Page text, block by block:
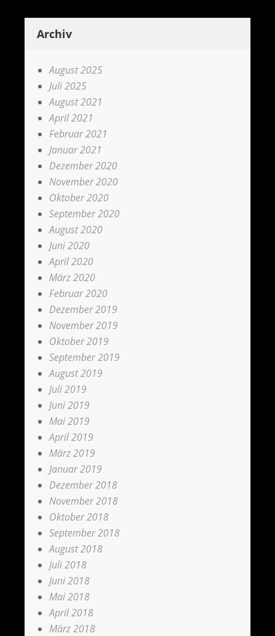
Archiv
August 2025
Juli 2025
August 2021
April 2021
Februar 2021
Januar 2021
Dezember 2020
November 2020
Oktober 2020
September 2020
August 2020
Juni 2020
April 2020
März 2020
Februar 2020
Dezember 2019
November 2019
Oktober 2019
September 2019
August 2019
Juli 2019
Juni 2019
Mai 2019
April 2019
März 2019
Januar 2019
Dezember 2018
November 2018
Oktober 2018
September 2018
August 2018
Juli 2018
Juni 2018
Mai 2018
April 2018
März 2018